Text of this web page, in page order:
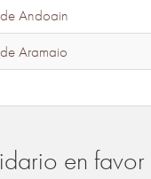
Andoain
Aramaio
en